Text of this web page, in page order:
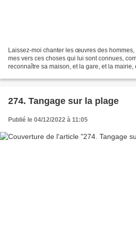
Laissez-moi chanter les œuvres des
mes vers ces choses qui lui sont connues,
reconnaître sa maison, et la gare, et la mairie,
274. Tangage sur la plage
Publié le 04/12/2022 à 11:05